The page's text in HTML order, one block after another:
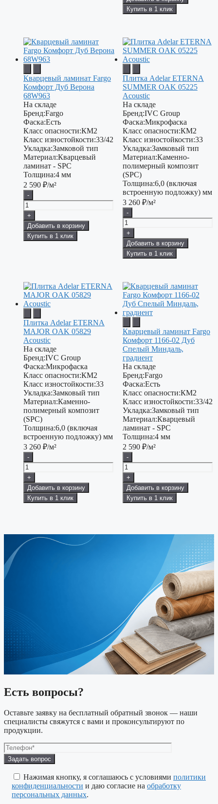
Купить в 1 клик
Кварцевый ламинат Fargo
Комфорт Дуб Верона
68W963
На складе
Бренд:Fargo
Фаска:Есть
Класс опасности:КМ2
Класс изностойкости:33/42
Укладка:Замковой тип
Материал:Кварцевый
ламинат - SPC
Толщина:4 мм
2 590 ₽/м²
-
+
Добавить в корзину
Купить в 1 клик
Плитка Adelar ETERNA
SUMMER OAK 05225
Acoustic
На складе
Бренд:IVC Group
Фаска:Микрофаска
Класс опасности:КМ2
Класс изностойкости:33
Укладка:Замковый тип
Материал:Каменно-
полимерный композит
(SPC)
Толщина:6,0 (включая
встроенную подложку) мм
3 260 ₽/м²
-
+
Добавить в корзину
Купить в 1 клик
Плитка Adelar ETERNA
MAJOR OAK 05829
Acoustic
На складе
Бренд:IVC Group
Фаска:Микрофаска
Класс опасности:КМ2
Класс изностойкости:33
Укладка:Замковый тип
Материал:Каменно-
полимерный композит
(SPC)
Толщина:6,0 (включая
встроенную подложку) мм
3 260 ₽/м²
-
+
Добавить в корзину
Купить в 1 клик
Кварцевый ламинат Fargo
Комфорт 1166-02 Дуб
Спелый Миндаль,
градиент
На складе
Бренд:Fargo
Фаска:Есть
Класс опасности:КМ2
Класс изностойкости:33/42
Укладка:Замковый тип
Материал:Кварцевый
ламинат - SPC
Толщина:4 мм
2 590 ₽/м²
-
+
Добавить в корзину
Купить в 1 клик
Есть вопросы?
Оставьте заявку на бесплатный обратный звонок — наши
специалисты свяжутся с вами и проконсультируют по
продукции.
Оставьте
это
поле
пустым.
Нажимая кнопку, я соглашаюсь с условиями политики
конфиденциальности и даю согласие на обработку
персональных данных.